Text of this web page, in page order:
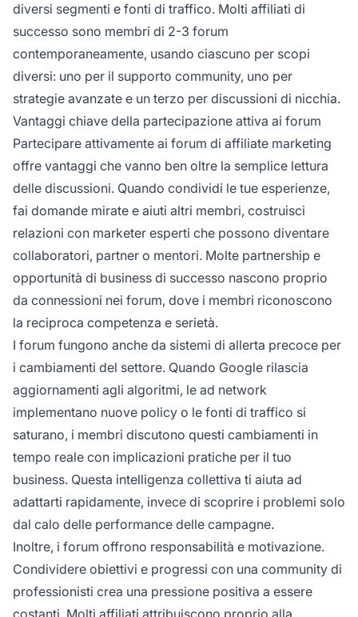
diversi segmenti e fonti di traffico. Molti affiliati di
successo sono membri di 2-3 forum
contemporaneamente, usando ciascuno per scopi
diversi: uno per il supporto community, uno per
strategie avanzate e un terzo per discussioni di nicchia.
Vantaggi chiave della partecipazione attiva ai forum
Partecipare attivamente ai forum di affiliate marketing
offre vantaggi che vanno ben oltre la semplice lettura
delle discussioni. Quando condividi le tue esperienze,
fai domande mirate e aiuti altri membri, costruisci
relazioni con marketer esperti che possono diventare
collaboratori, partner o mentori. Molte partnership e
opportunità di business di successo nascono proprio
da connessioni nei forum, dove i membri riconoscono
la reciproca competenza e serietà.
I forum fungono anche da sistemi di allerta precoce per
i cambiamenti del settore. Quando Google rilascia
aggiornamenti agli algoritmi, le ad network
implementano nuove policy o le fonti di traffico si
saturano, i membri discutono questi cambiamenti in
tempo reale con implicazioni pratiche per il tuo
business. Questa intelligenza collettiva ti aiuta ad
adattarti rapidamente, invece di scoprire i problemi solo
dal calo delle performance delle campagne.
Inoltre, i forum offrono responsabilità e motivazione.
Condividere obiettivi e progressi con una community di
professionisti crea una pressione positiva a essere